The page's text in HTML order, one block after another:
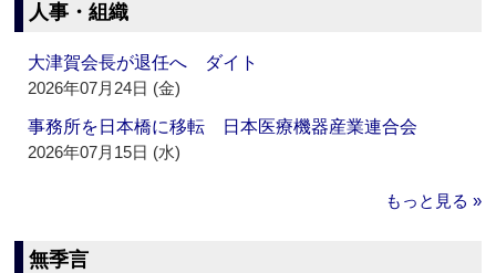
人事・組織
大津賀会長が退任へ ダイト
2026年07月24日 (金)
事務所を日本橋に移転 日本医療機器産業連合会
2026年07月15日 (水)
もっと見る »
無季言